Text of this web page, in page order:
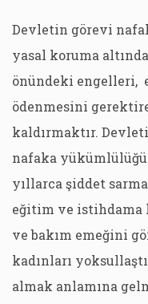
Devletin görevi
yasal koruma
önündeki engelleri,
ödenmesini
kaldırmaktır.
nafaka
yıllarca şiddet
eğitim ve istihdama
ve bakım emeğini
kadınları
almak anlamına